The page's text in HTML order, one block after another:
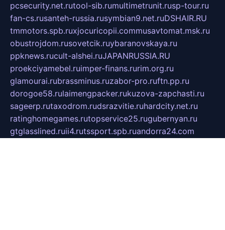
pcsecurity.net.rutool-sib.rumultimetrunit.rusp-tour.ru
fan-cs.rusanteh-russia.rusymbian9.net.ruDSHAIR.RU
tmmotors.spb.ruxjocuricopii.commusavtomat.msk.ru
obustrojdom.rusovetcik.ruybaranovskaya.ru
ppknews.rucult-alshei.ruJAPANRUSSIA.RU
proekciyamebel.ruimper-finans.rurim.org.ru
glamourai.rubrassminus.ruzabor-pro.ruftn.pp.ru
dorogoe58.rulaimengpacker.rukuzova-zapchasti.ru
sageerp.rutaxodrom.rudsrazvitie.ruhardcity.net.ru
ratinghomegames.rutopservice25.rugubernyan.ru
gtglasslined.ruii4.rutssport.spb.ruandorra24.com